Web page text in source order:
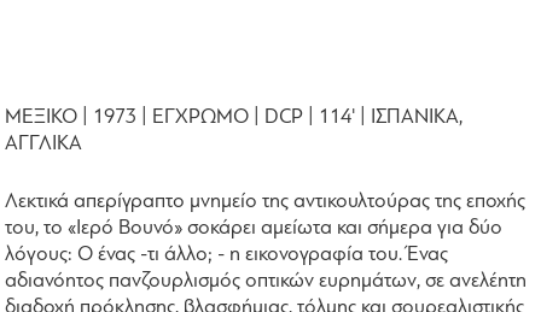
ΜΕΞΙΚΟ | 1973 | ΕΓΧΡΩΜΟ | DCP | 114' | ΙΣΠΑΝΙΚΑ,
ΑΓΓΛΙΚΑ
Λεκτικά απερίγραπτο μνημείο της αντικουλτούρας της εποχής
του, το «Ιερό Βουνό» σοκάρει αμείωτα και σήμερα για δύο
λόγους: Ο ένας -τι άλλο; - η εικονογραφία του. Ένας
αδιανόητος πανζουρλισμός οπτικών ευρημάτων, σε ανελέητη
διαδοχή πρόκλησης, βλασφήμιας, τόλμης και σουρεαλιστικής